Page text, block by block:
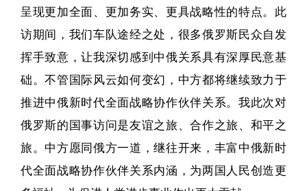
呈现更加全面、更加务实、更具战略性的特点。此
访期间，我们车队途经之处，很多俄罗斯民众自发
挥手致意，让我深切感到中俄关系具有深厚民意基
础。不管国际风云如何变幻，中方都将继续致力于
推进中俄新时代全面战略协作伙伴关系。我此次对
俄罗斯的国事访问是友谊之旅、合作之旅、和平之
旅。中方愿同俄方一道，继往开来，丰富中俄新时
代全面战略协作伙伴关系内涵，为两国人民创造更